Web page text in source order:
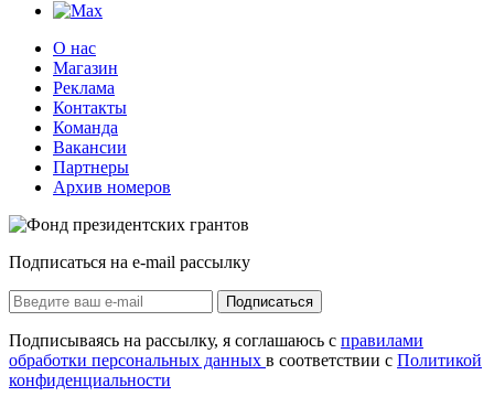
О нас
Магазин
Реклама
Контакты
Команда
Вакансии
Партнеры
Архив номеров
Подписаться на e-mail рассылку
Подписаться
Подписываясь на рассылку, я соглашаюсь с правилами
обработки персональных данных в соответствии с Политикой
конфиденциальности